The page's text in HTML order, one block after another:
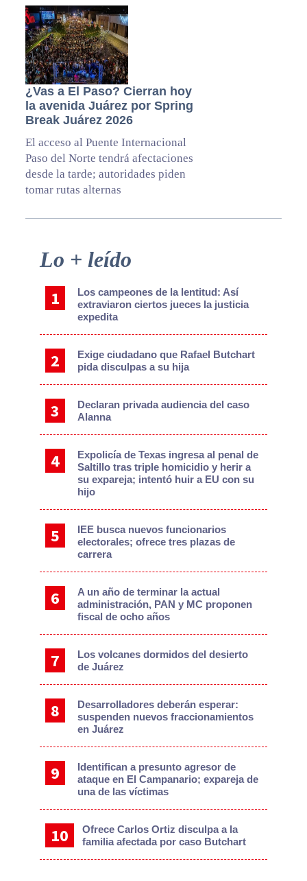
¿Vas a El Paso? Cierran hoy
la avenida Juárez por Spring
Break Juárez 2026
El acceso al Puente Internacional
Paso del Norte tendrá afectaciones
desde la tarde; autoridades piden
tomar rutas alternas
Primary
Sidebar
Lo + leído
Los campeones de la lentitud: Así
extraviaron ciertos jueces la justicia
expedita
Exige ciudadano que Rafael Butchart
pida disculpas a su hija
Declaran privada audiencia del caso
Alanna
Expolicía de Texas ingresa al penal de
Saltillo tras triple homicidio y herir a
su expareja; intentó huir a EU con su
hijo
IEE busca nuevos funcionarios
electorales; ofrece tres plazas de
carrera
A un año de terminar la actual
administración, PAN y MC proponen
fiscal de ocho años
Los volcanes dormidos del desierto
de Juárez
Desarrolladores deberán esperar:
suspenden nuevos fraccionamientos
en Juárez
Identifican a presunto agresor de
ataque en El Campanario; expareja de
una de las víctimas
Ofrece Carlos Ortiz disculpa a la
familia afectada por caso Butchart